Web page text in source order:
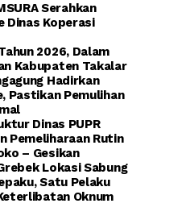
Serahkan
Dinas Koperasi
2026, Dalam
Kabupaten Takalar
Hadirkan
Pastikan Pemulihan
Dinas PUPR
Pemeliharaan Rutin
– Gesikan
Lokasi Sabung
Satu Pelaku
Oknum